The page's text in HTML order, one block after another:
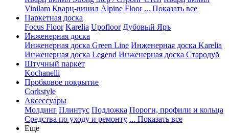
Vinilam Кварц-винил Alpine Floor ... Показать все
Паркетная доска
Focus Floor Karelia Upofloor Дубовый Яръ
Инженерная доска
Инженерная доска Green Line Инженерная доска Karelia
Инженерная доска Legend Инженерная доска Стародуб
Штучный паркет
Kochanelli
Пробковое покрытие
Corkstyle
Аксессуары
Молдинг Плинтус Подложка Пороги, профили и кольца
Средства по уходу и ремонту ... Показать все
Еще